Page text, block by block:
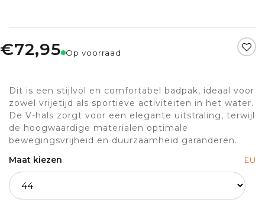
€72,95 Op voorraad
Dit is een stijlvol en comfortabel badpak, ideaal voor
zowel vrijetijd als sportieve activiteiten in het water.
De V-hals zorgt voor een elegante uitstraling, terwijl
de hoogwaardige materialen optimale
bewegingsvrijheid en duurzaamheid garanderen.
Maat kiezen
EU